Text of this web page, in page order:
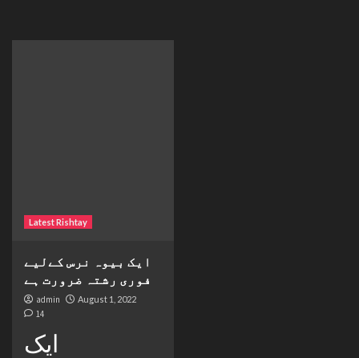
Latest Rishtay
ایک بیوہ نرس کےلیے
فوری رشتہ ضرورت ہے
admin August 1, 2022
14
ایک